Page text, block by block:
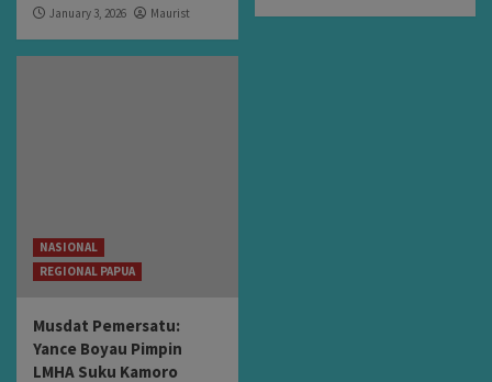
January 3, 2026 Maurist
NASIONAL
REGIONAL PAPUA
Musdat Pemersatu:
Yance Boyau Pimpin
LMHA Suku Kamoro